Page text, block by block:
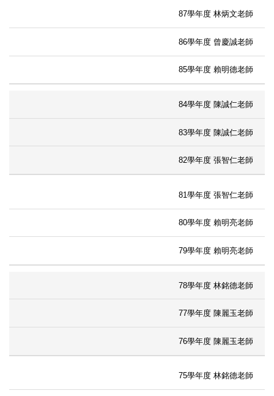
87學年度 林炳文老師
86學年度 曾慶誠老師
85學年度 賴明德老師
84學年度 陳誠仁老師
83學年度 陳誠仁老師
82學年度 張智仁老師
81學年度 張智仁老師
80學年度 賴明亮老師
79學年度 賴明亮老師
78學年度 林銘德老師
77學年度 陳麗玉老師
76學年度 陳麗玉老師
75學年度 林銘德老師